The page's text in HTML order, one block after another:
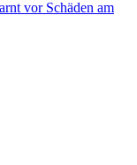
vor Schäden am